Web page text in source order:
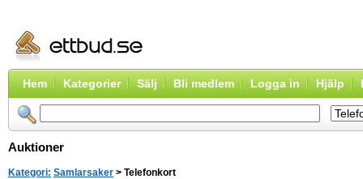
Hem Kategorier Sälj Bli medlem Logga in Hjälp
Auktioner
Kategori: Samlarsaker > Telefonkort